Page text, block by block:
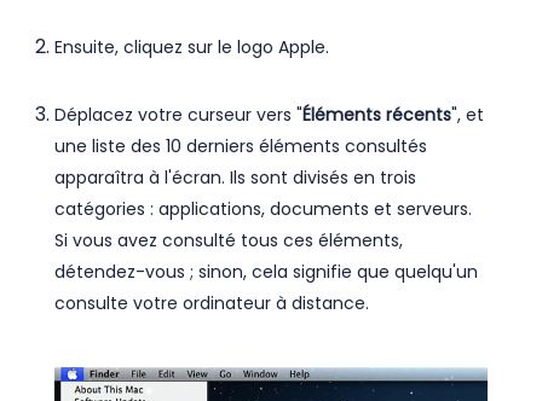
Ensuite, cliquez sur le logo Apple.
Déplacez votre curseur vers "Éléments récents", et
une liste des 10 derniers éléments consultés
apparaîtra à l'écran. Ils sont divisés en trois
catégories : applications, documents et serveurs.
Si vous avez consulté tous ces éléments,
détendez-vous ; sinon, cela signifie que quelqu'un
consulte votre ordinateur à distance.